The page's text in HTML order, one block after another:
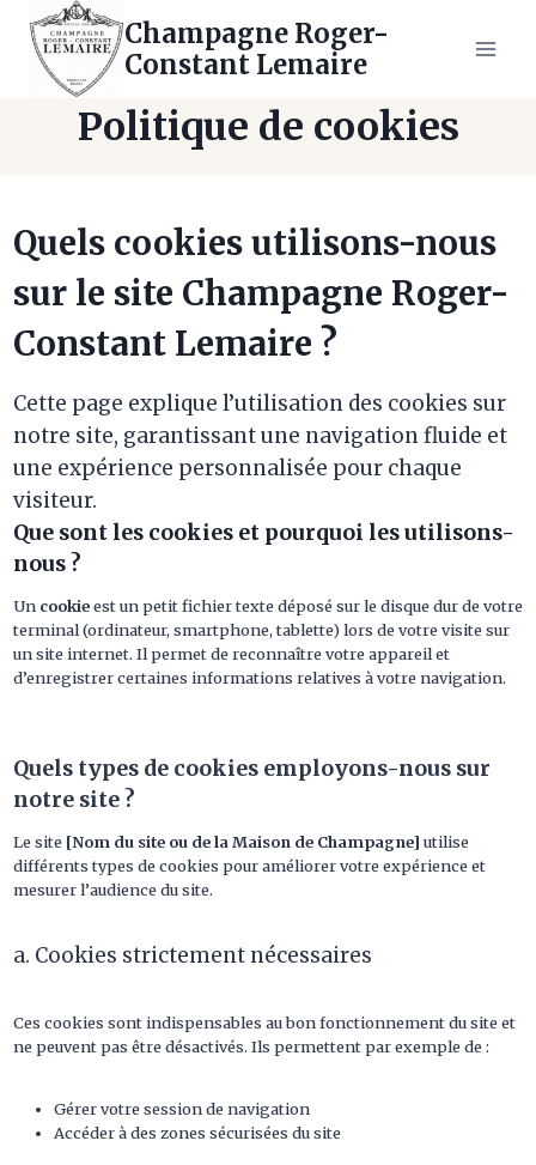
Aller
contenu
Champagne Roger-
Constant Lemaire
Politique de cookies
Quels cookies utilisons-nous
sur le site Champagne Roger-
Constant Lemaire ?
Cette page explique l’utilisation des cookies sur
notre site, garantissant une navigation fluide et
une expérience personnalisée pour chaque
visiteur.
Que sont les cookies et pourquoi les utilisons-
nous ?
Un cookieest un petit fichier texte déposé sur le disque dur de votre
terminal (ordinateur, smartphone, tablette) lors de votre visite sur
un site internet. Il permet de reconnaître votre appareil et
d’enregistrer certaines informations relatives à votre navigation.
Quels types de cookies employons-nous sur
notre site ?
Le site [Nom du site ou de la Maison de Champagne] utilise
différents types de cookies pour améliorer votre expérience et
mesurer l’audience du site.
a. Cookies strictement nécessaires
Ces cookies sont indispensables au bon fonctionnement du site et
ne peuvent pas être désactivés. Ils permettent par exemple de :
Gérer votre session de navigation
Accéder à des zones sécurisées du site